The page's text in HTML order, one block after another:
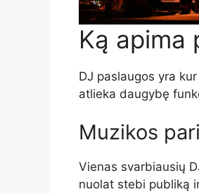
Ką apima
DJ paslaugos yra
atlieka daugybę
Muzikos
Vienas svarbiausių
nuolat stebi publiką